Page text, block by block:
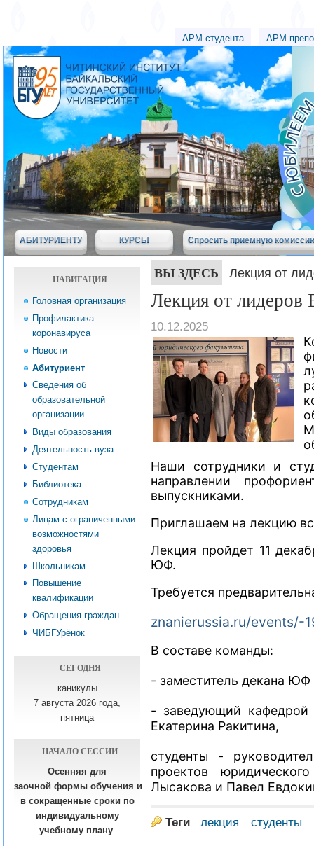
АРМ студента АРМ
АБИТУРИЕНТУ КУРСЫ Спросить приемную
НАВИГАЦИЯ
Головная организация
Профилактика
коронавируса
Новости
Абитуриент
Сведения об
образовательной
организации
Виды образования
Деятельность вуза
Студентам
Библиотека
Сотрудникам
Лицам с ограниченными
возможностями
здоровья
Школьникам
Повышение
квалификации
Обращения граждан
ЧИБГУрёнок
СЕГОДНЯ
каникулы
7 августа 2026 года,
пятница
НАЧАЛО СЕССИИ
Осенняя для
заочной формы обучения и
в сокращенные сроки по
индивидуальному
учебному плану​
ВЫ ЗДЕСЬ Лекция от
Лекция от лидеров
10.12.2025
Наши сотрудники и
направлении
выпускниками.
Приглашаем на лекцию
Лекция пройдет 11
ЮФ.
Требуется
znanierussia.ru/events/-
В составе команды:
- заместитель декана
- заведующий кафедрой
Екатерина Ракитина,
студенты -
проектов
Лысакова и Павел
Теги лекция студенты